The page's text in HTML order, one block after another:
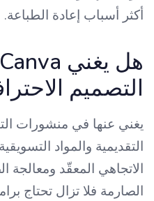
أكثر أسباب إعادة الطباعة.
التصميم
يغني عنها في منشورات
التقديمية والمواد
الاتجاهي المعقّد ومعالجة
الصارمة فلا تزال تحتاج